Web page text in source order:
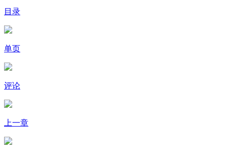
目录
单页
评论
上一章